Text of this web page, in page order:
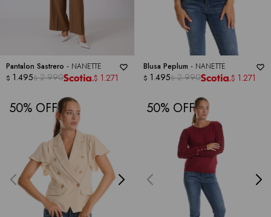
Pantalon Sastrero - NANETTE
$ 1.495$ 2.990 $ 1.271
Blusa Peplum - NANETTE
$ 1.495$ 2.990 $ 1.271
50 50